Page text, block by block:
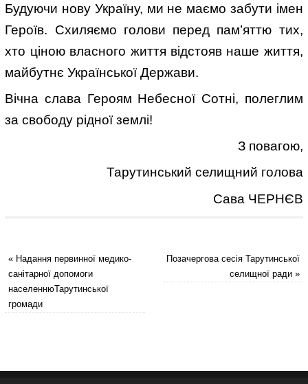
Будуючи нову Україну, ми не маємо забути імен
Героїв. Схиляємо голови перед пам’яттю тих,
хто ціною власного життя відстояв наше життя,
майбутнє Української Держави.
Вічна слава Героям Небесної Сотні, полеглим
за свободу рідної землі!
З повагою,
Тарутинський селищний голова
Сава ЧЕРНЄВ
«Надання первинної медико-
санітарної допомоги
населеннюТарутинської
громади
Позачергова сесія Тарутинської
селищної ради»